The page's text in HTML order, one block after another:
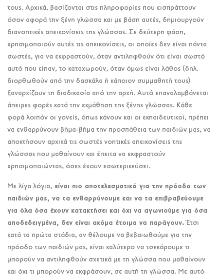
τους. Αρχικά, βασίζονται στις πληροφορίες που εισπράττουν
όσον αφορά την ξένη γλώσσα και με βάση αυτές, δημιουργούν
διανοητικές απεικονίσεις της γλώσσας. Σε δεύτερη φάση,
χρησιμοποιούν αυτές τις απεικονίσεις, οι οποίες δεν είναι πάντα
σωστές, για να εκφραστούν, όταν αντιληφθούν ότι είναι σωστό
αυτό που είπαν, το καταχωρούν, όταν όμως είναι λάθος (δηλ.
διορθωθούν από την δασκάλα ή κάποιον συμμαθητή τους)
ξαναρχίζουν τη διαδικασία από την αρχή. Αυτό επαναλαμβάνεται
άπειρες φορές κατά την εκμάθηση της ξένης γλώσσας. Κάθε
φορά λοιπόν οι γονείς, όπως κάνουν και οι εκπαιδευτικοί, πρέπει
να ενθαρρύνουν βήμα-βήμα την προσπάθεια των παιδιών μας, να
αποκτήσουν αρχικά τις σωστές νοητικές απεικονίσεις της
γλώσσας που μαθαίνουν και έπειτα να εκφραστούν
χρησιμοποιώντας, όσες έχουν εσωτερικεύσει.
Με λίγα λόγια, είναι πιο αποτελεσματικό για την πρόοδο των
παιδιών μας, να τα ενθαρρύνουμε και να τα επιβραβεύουμε
για όλα όσα έχουν κατακτήσει και όχι να αγωνιούμε για όσα
αποδεδειγμένα, δεν είναι ακόμα έτοιμα να παράγουν.Έτσι
κατά τα πρώτα στάδια, αν θέλουμε να βεβαιωθούμε για την
πρόοδο των παιδιών μας, είναι καλύτερο να τσεκάρουμε τι
μπορούν να αντιληφθούν σχετικά με τη γλώσσα που μαθαίνουν
και όχι τι μπορούν να εκφράσουν, σε αυτή τη γλώσσα. Με αυτό